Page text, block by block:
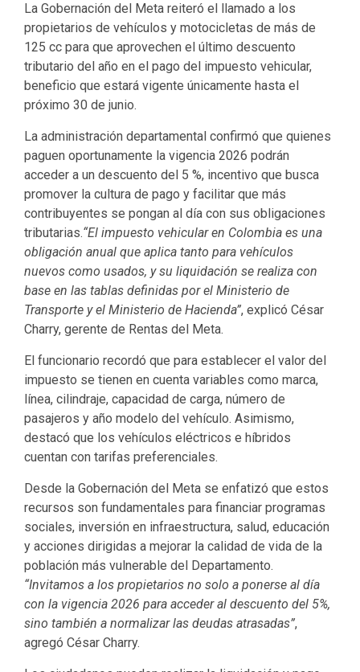
La Gobernación del Meta reiteró el llamado a los
propietarios de vehículos y motocicletas de más de
125 cc para que aprovechen el último descuento
tributario del año en el pago del impuesto vehicular,
beneficio que estará vigente únicamente hasta el
próximo 30 de junio.
La administración departamental confirmó que quienes
paguen oportunamente la vigencia 2026 podrán
acceder a un descuento del 5 %, incentivo que busca
promover la cultura de pago y facilitar que más
contribuyentes se pongan al día con sus obligaciones
tributarias.“El impuesto vehicular en Colombia es una
obligación anual que aplica tanto para vehículos
nuevos como usados, y su liquidación se realiza con
base en las tablas definidas por el Ministerio de
Transporte y el Ministerio de Hacienda”, explicó César
Charry, gerente de Rentas del Meta.
El funcionario recordó que para establecer el valor del
impuesto se tienen en cuenta variables como marca,
línea, cilindraje, capacidad de carga, número de
pasajeros y año modelo del vehículo. Asimismo,
destacó que los vehículos eléctricos e híbridos
cuentan con tarifas preferenciales.
Desde la Gobernación del Meta se enfatizó que estos
recursos son fundamentales para financiar programas
sociales, inversión en infraestructura, salud, educación
y acciones dirigidas a mejorar la calidad de vida de la
población más vulnerable del Departamento.
“Invitamos a los propietarios no solo a ponerse al día
con la vigencia 2026 para acceder al descuento del 5%,
sino también a normalizar las deudas atrasadas”,
agregó César Charry.